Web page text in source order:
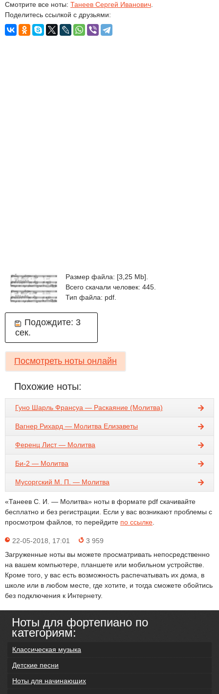
Смотрите все ноты: Танеев Сергей Иванович
Поделитесь ссылкой с друзьями:
Размер файла: [3,25 Mb].
Всего скачали человек: 445.
Тип файла: pdf.
Подождите: 3
сек.
Посмотреть ноты онлайн
Похожие ноты:
Гуно Шарль Франсуа — Раскаяние (Молитва)
Вагнер Рихард — Молитва Елизаветы
Ференц Лист — Молитва
Би-2 — Молитва
Мусоргский М. П. — Молитва
«Танеев С. И. — Молитва» ноты в формате pdf скачивайте
бесплатно и без регистрации. Если у вас возникают проблемы с
просмотром файлов, то перейдите по ссылке
22-05-2018, 17:01
3 959
Загруженные ноты вы можете просматривать непосредственно
на вашем компьютере, планшете или мобильном устройстве.
Кроме того, у вас есть возможность распечатывать их дома, в
школе или в любом месте, где хотите, и тогда сможете обойтись
без подключения к Интернету.
Ноты для фортепиано по
категориям:
Классическая музыка
Детские песни
Ноты для начинающих